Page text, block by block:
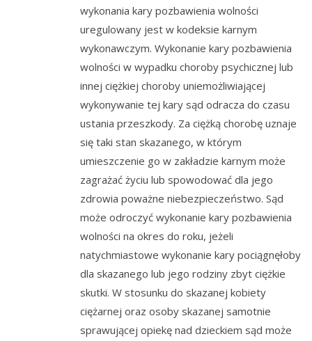
wykonania kary pozbawienia wolności
uregulowany jest w kodeksie karnym
wykonawczym. Wykonanie kary pozbawienia
wolności w wypadku choroby psychicznej lub
innej ciężkiej choroby uniemożliwiającej
wykonywanie tej kary sąd odracza do czasu
ustania przeszkody. Za ciężką chorobę uznaje
się taki stan skazanego, w którym
umieszczenie go w zakładzie karnym może
zagrażać życiu lub spowodować dla jego
zdrowia poważne niebezpieczeństwo. Sąd
może odroczyć wykonanie kary pozbawienia
wolności na okres do roku, jeżeli
natychmiastowe wykonanie kary pociągnęłoby
dla skazanego lub jego rodziny zbyt ciężkie
skutki. W stosunku do skazanej kobiety
ciężarnej oraz osoby skazanej samotnie
sprawującej opiekę nad dzieckiem sąd może